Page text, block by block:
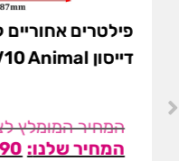
פילטרים
דייסון Dyson V10 Animal